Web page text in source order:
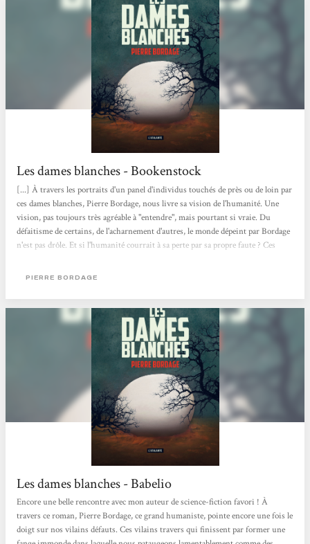
Les dames blanches - Bookenstock
[...] À travers les portraits d'un panel d'individus touchés de près ou de loin par
ces dames blanches, Pierre Bordage, nous livre sa vision de l'humanité. Une
vision, pas toujours très agréable à "entendre", mais pourtant si vraie. Du
défaitisme de certains, de l'acharnement d'autres, le monde dépeint par Bordage
n'est pas drôle. Et si l'humanité courrait à sa perte par sa propre faute ? Ces
combattre ces dames blanches, d'abord de façon traditionnelle puis en utilisant
PIERRE BORDAGE
Les dames blanches - Babelio
Encore une belle rencontre avec mon auteur de science-fiction favori ! À
travers ce roman, Pierre Bordage, ce grand humaniste, pointe encore une fois le
doigt sur nos vilains défauts. Ces vilains travers qui finissent par former une